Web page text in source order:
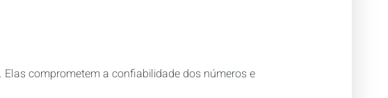
comprometem a confiabilidade dos números e